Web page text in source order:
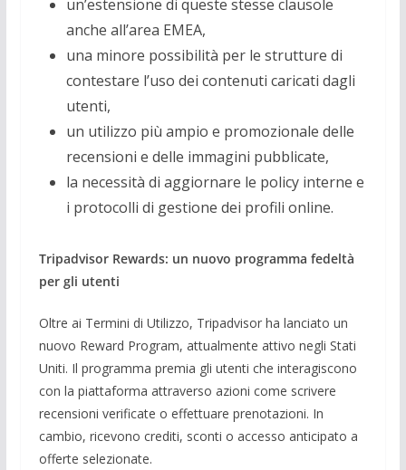
un’estensione di queste stesse clausole
anche all’area EMEA,
una minore possibilità per le strutture di
contestare l’uso dei contenuti caricati dagli
utenti,
un utilizzo più ampio e promozionale delle
recensioni e delle immagini pubblicate,
la necessità di aggiornare le policy interne e
i protocolli di gestione dei profili online.
Tripadvisor Rewards: un nuovo programma fedeltà
per gli utenti
Oltre ai Termini di Utilizzo, Tripadvisor ha lanciato un
nuovo Reward Program, attualmente attivo negli Stati
Uniti. Il programma premia gli utenti che interagiscono
con la piattaforma attraverso azioni come scrivere
recensioni verificate o effettuare prenotazioni. In
cambio, ricevono crediti, sconti o accesso anticipato a
offerte selezionate.